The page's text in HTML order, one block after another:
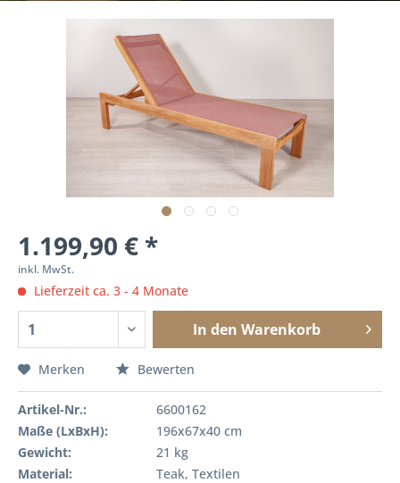
1.199,90 € *
inkl. MwSt.
Lieferzeit ca. 3 - 4 Monate
In den Warenkorb
Merken Bewerten
Artikel-Nr.:
6600162
Maße (LxBxH):
196x67x40 cm
Gewicht:
21 kg
Material:
Teak, Textilen